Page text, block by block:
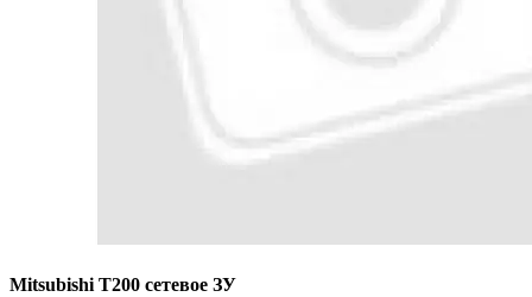
Mitsubishi T200 сетевое ЗУ